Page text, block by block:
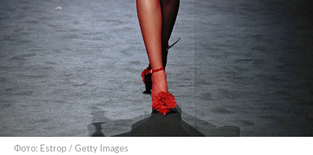
Фото: Estrop / Getty Images